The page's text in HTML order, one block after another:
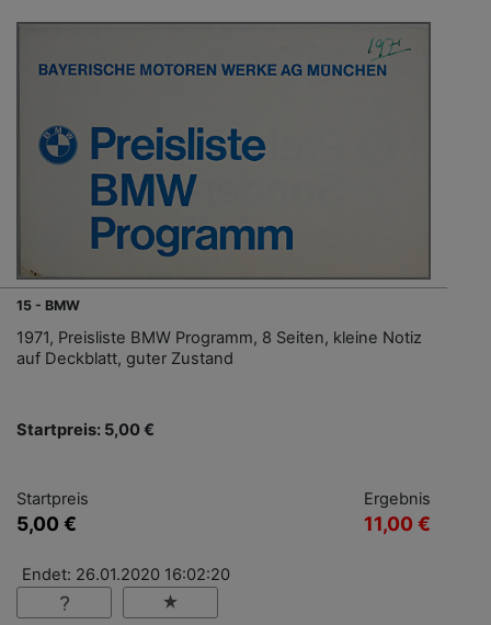
15 - BMW
1971, Preisliste BMW Programm, 8 Seiten, kleine Notiz
auf Deckblatt, guter Zustand
Startpreis: 5,00 €
Startpreis
5,00 €
Ergebnis
11,00 €
Endet: 26.01.2020 16:02:20